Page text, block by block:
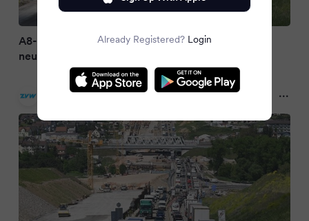
A8-Ausbau bei Pforzheim: Verkehr wechselt auf
neue Trasse
Zeitungsverlag Waiblingen
Already Registered? Login